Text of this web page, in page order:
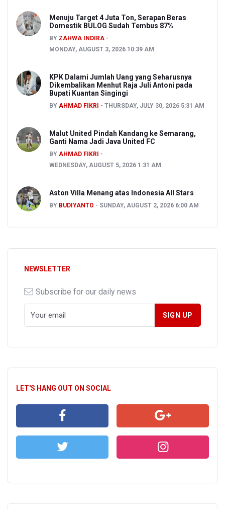
Menuju Target 4 Juta Ton, Serapan Beras
Domestik BULOG Sudah Tembus 87%
BY ZAHWA INDIRA
MONDAY, AUGUST 3, 2026 10:39 AM
KPK Dalami Jumlah Uang yang Seharusnya
Dikembalikan Menhut Raja Juli Antoni pada
Bupati Kuantan Singingi
BY AHMAD FIKRI THURSDAY, JULY 30, 2026 5:31 AM
Malut United Pindah Kandang ke Semarang,
Ganti Nama Jadi Java United FC
BY AHMAD FIKRI
WEDNESDAY, AUGUST 5, 2026 1:31 AM
Aston Villa Menang atas Indonesia All Stars
BY BUDIYANTO SUNDAY, AUGUST 2, 2026 6:00 AM
NEWSLETTER
Subscribe for our daily news
LET'S HANG OUT ON SOCIAL